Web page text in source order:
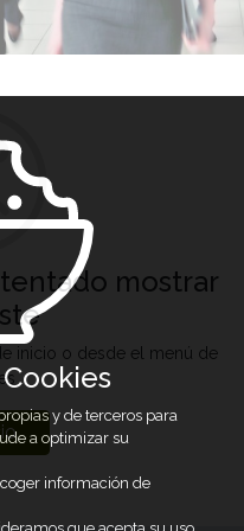
mostrar
inicio o desde el menú de
y de terceros para
a optimizar su
información de